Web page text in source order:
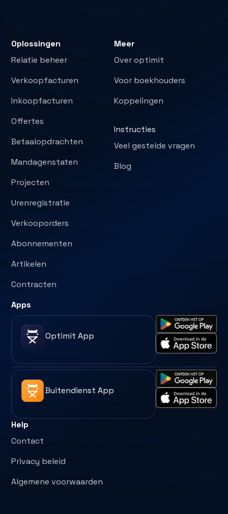
Oplossingen
Relatie beheer
Verkoopfacturen
Inkoopfacturen
Offertes
Betaalopdrachten
Mandagenstaten
Projecten
Urenregistratie
Verkooporders
Abonnementen
Artikelen
Contracten
Meer
Over optimit
Voor boekhouders
Koppelingen
Instructies
Veel gestelde vragen
Blog
Apps
Optimit App
Buitendienst App
Help
Contact
Privacy beleid
Algemene voorwaarden